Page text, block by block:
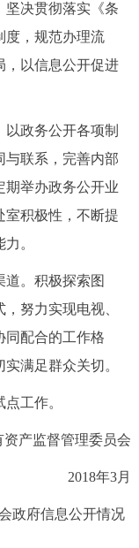
决贯彻落实《条
度，规范办理流
，以信息公开促进
政务公开各项制
与联系，完善内部
期举办政务公开业
室积极性，不断提
。
。积极探索图
努力实现电视、
同配合的工作格
满足群众关切。
工作。
产监督管理委员会
2018年3月
政府信息公开情况